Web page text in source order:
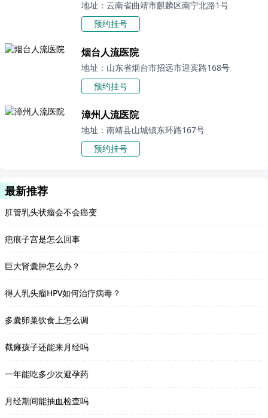
地址：云南省曲靖市麒麟区南宁北路1号
预约挂号
烟台人流医院
地址：山东省烟台市招远市迎宾路168号
预约挂号
漳州人流医院
地址：南靖县山城镇东环路167号
预约挂号
最新推荐
肛管乳头状瘤会不会癌变
疤痕子宫是怎么回事
巨大肾囊肿怎么办？
得人乳头瘤HPV如何治疗病毒？
多囊卵巢饮食上怎么调
截瘫孩子还能来月经吗
一年能吃多少次避孕药
月经期间能抽血检查吗